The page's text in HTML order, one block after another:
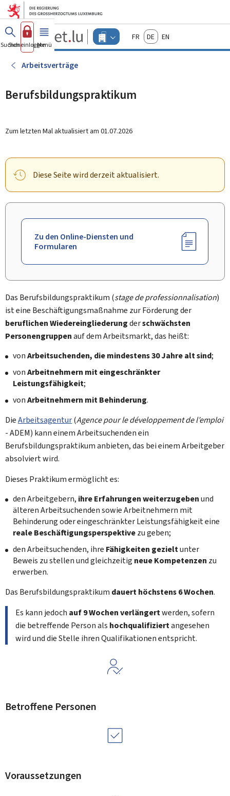
Zum Hauptmenü
Zum Inhalt
Guichet.lu
Changer
d'espace
actif
FrançaisDeutschEnglish
Suchen
Sich einloggen
Menü Haupt-
Arbeitsverträge
Berufsbildungspraktikum
Zum letzten Mal aktualisiert am 01.07.2026
Diese Seite wird derzeit aktualisiert.
Zu den Online-Diensten und
Formularen
Das Berufsbildungspraktikum (stage de professionnalisation)
ist eine Beschäftigungsmaßnahme zur Förderung der
beruflichen Wiedereingliederungderschwächsten
Personengruppenauf dem Arbeitsmarkt, das heißt:
vonArbeitsuchenden, die mindestens 30 Jahre alt sind;
vonArbeitnehmern mit eingeschränkter
Leistungsfähigkeit;
vonArbeitnehmern mit Behinderung.
DieArbeitsagentur(Agence pour le développement de l’emploi
- ADEM) kann einem Arbeitsuchenden ein
Berufsbildungspraktikum anbieten, das bei einem Arbeitgeber
absolviert wird.
Dieses Praktikum ermöglicht es:
den Arbeitgebern, ihre Erfahrungen weiterzugebenund
älteren Arbeitsuchenden sowie Arbeitnehmern mit
Behinderung oder eingeschränkter Leistungsfähigkeit eine
reale Beschäftigungsperspektivezu geben;
den Arbeitsuchenden, ihre Fähigkeiten gezieltunter
Beweis zu stellen und gleichzeitig neue Kompetenzen zu
erwerben.
Das Berufsbildungspraktikum dauert höchstens 6 Wochen.
Es kann jedoch auf 9 Wochen verlängertwerden, sofern
die betreffende Person als hochqualifiziertangesehen
wird und die Stelle ihren Qualifikationen entspricht.
Betroffene Personen
Voraussetzungen